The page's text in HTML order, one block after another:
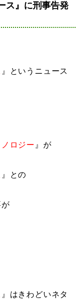
ス』に刑事告発
』というニュース
ロジー 』が
』との
』はきわどいネタ